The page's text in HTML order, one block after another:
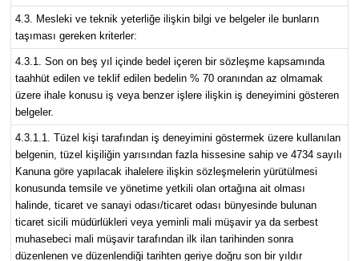
4.3. Mesleki ve teknik yeterliğe ilişkin bilgi ve belgeler ile bunların
taşıması gereken kriterler:
4.3.1. Son on beş yıl içinde bedel içeren bir sözleşme kapsamında
taahhüt edilen ve teklif edilen bedelin % 70 oranından az olmamak
üzere ihale konusu iş veya benzer işlere ilişkin iş deneyimini gösteren
belgeler.
4.3.1.1. Tüzel kişi tarafından iş deneyimini göstermek üzere kullanılan
belgenin, tüzel kişiliğin yarısından fazla hissesine sahip ve 4734 sayılı
Kanuna göre yapılacak ihalelere ilişkin sözleşmelerin yürütülmesi
konusunda temsile ve yönetime yetkili olan ortağına ait olması
halinde, ticaret ve sanayi odası/ticaret odası bünyesinde bulunan
ticaret sicili müdürlükleri veya yeminli mali müşavir ya da serbest
muhasebeci mali müşavir tarafından ilk ilan tarihinden sonra
düzenlenen ve düzenlendiği tarihten geriye doğru son bir yıldır